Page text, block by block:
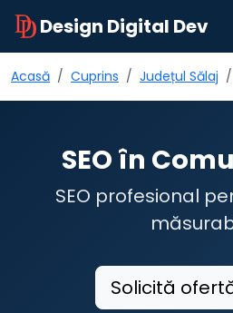
Design Digital Dev
Acasă Cuprins Județul Sălaj
SEO în
SEO profesional
Solicită